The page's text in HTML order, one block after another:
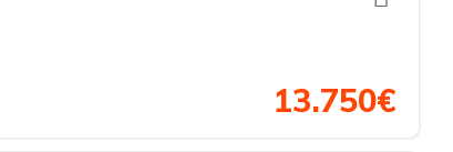
13.750€